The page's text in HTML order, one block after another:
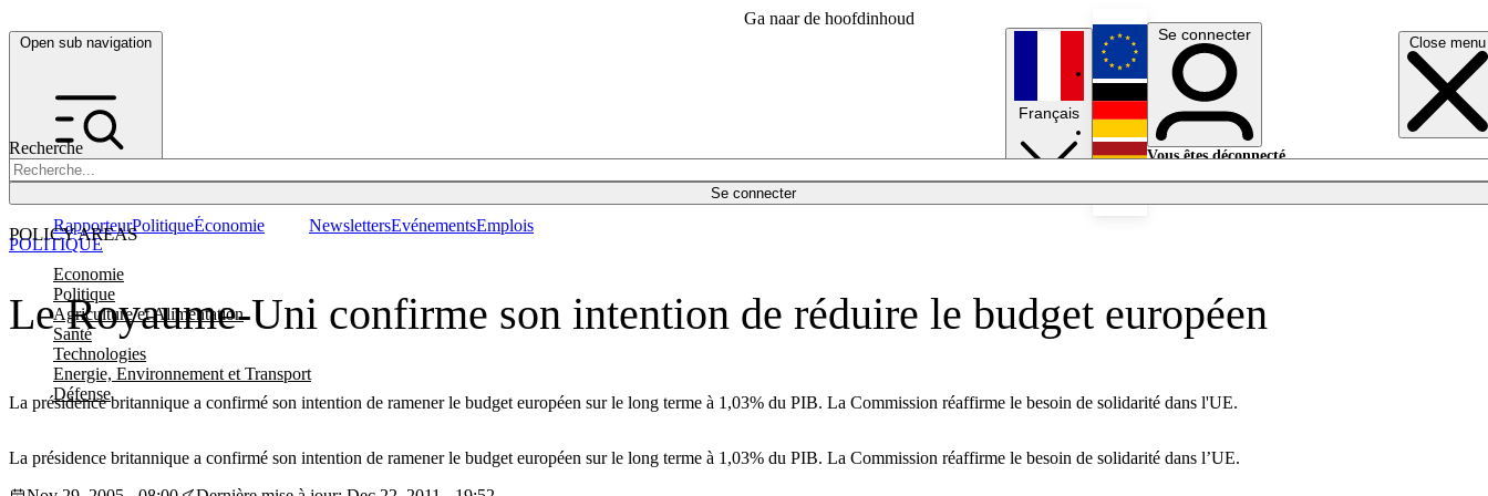
Ga naar de hoofdinhoud
Open sub navigation Close menu
Recherche
Se connecter
POLICY AREAS
Economie
Politique
Agriculture et Alimentation
Santé
Technologies
Energie, Environnement et Transport
Défense
RapporteurPolitiqueÉconomie NewslettersEvénementsEmplois
Français
English
Deutsch
Se connecter
Vous êtes déconnecté.
Le Royaume-Uni confirme son intention de réduire le budget européen
La présidence britannique a confirmé son intention de ramener le budget européen sur le long terme à 1,03% du PIB. La Commission réaffirme le besoin de solidarité dans l'UE.
POLITIQUE
La présidence britannique a confirmé son intention de ramener le budget européen sur le long terme à 1,03% du PIB. La Commission réaffirme le besoin de solidarité dans l’UE.